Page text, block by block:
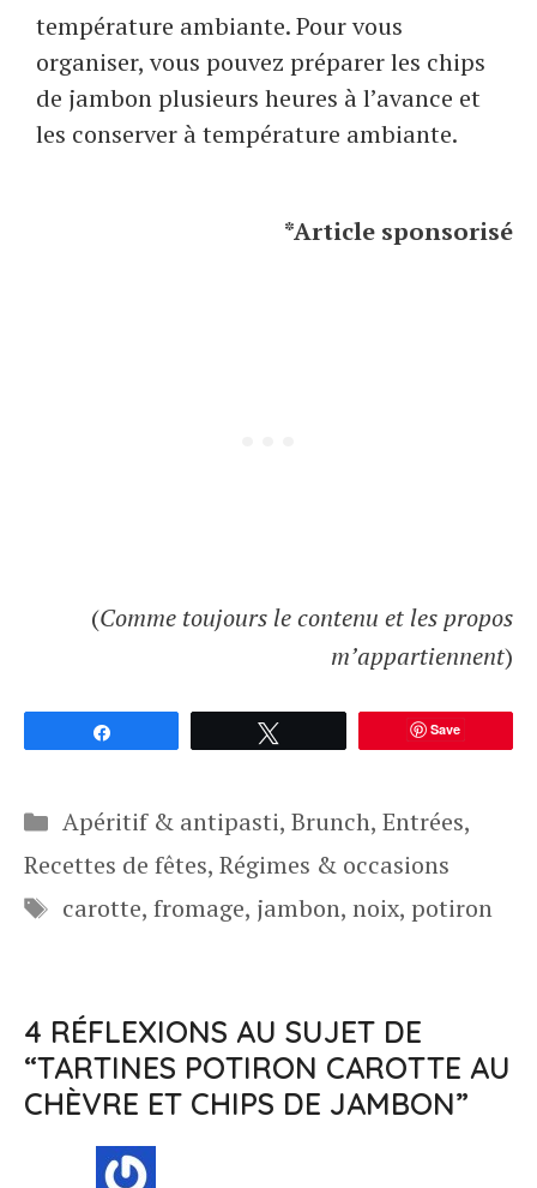
température ambiante. Pour vous
organiser, vous pouvez préparer les chips
de jambon plusieurs heures à l’avance et
les conserver à température ambiante.
*Article sponsorisé
(Comme toujours le contenu et les propos
m’appartiennent)
Save
Catégories
Apéritif & antipasti, Brunch, Entrées,
Recettes de fêtes, Régimes & occasions
Étiquettes
carotte, fromage, jambon, noix, potiron
4 RÉFLEXIONS AU SUJET DE
“TARTINES POTIRON CAROTTE AU
CHÈVRE ET CHIPS DE JAMBON”